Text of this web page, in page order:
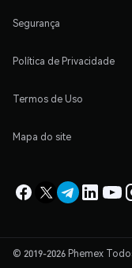
Segurança
Política de Privacidade
Termos de Uso
Mapa do site
© 2019-2026 Phemex